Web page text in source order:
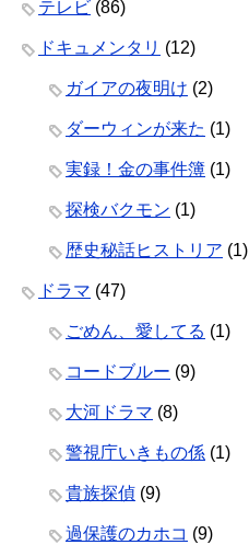
テレビ (86)
ドキュメンタリ (12)
ガイアの夜明け (2)
ダーウィンが来た (1)
実録！金の事件簿 (1)
探検バクモン (1)
歴史秘話ヒストリア (1)
ドラマ (47)
ごめん、愛してる (1)
コードブルー (9)
大河ドラマ (8)
警視庁いきもの係 (1)
貴族探偵 (9)
過保護のカホコ (9)